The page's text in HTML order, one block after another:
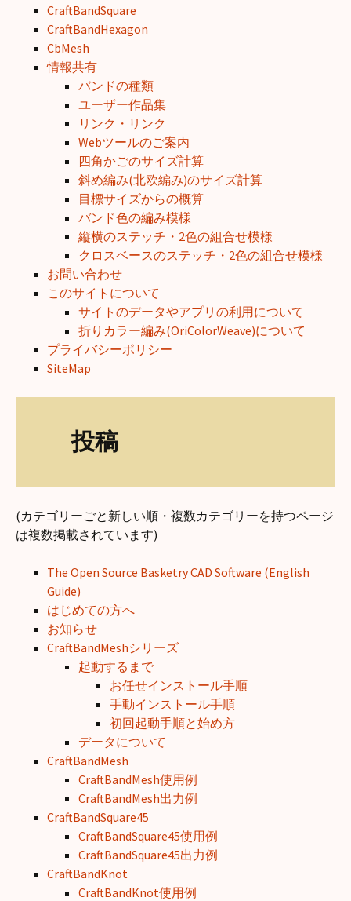
CraftBandSquare
CraftBandHexagon
CbMesh
情報共有
バンドの種類
ユーザー作品集
リンク・リンク
Webツールのご案内
四角かごのサイズ計算
斜め編み(北欧編み)のサイズ計算
目標サイズからの概算
バンド色の編み模様
縦横のステッチ・2色の組合せ模様
クロスベースのステッチ・2色の組合せ模様
お問い合わせ
このサイトについて
サイトのデータやアプリの利用について
折りカラー編み(OriColorWeave)について
プライバシーポリシー
SiteMap
投稿
(カテゴリーごと新しい順・複数カテゴリーを持つページ
は複数掲載されています)
The Open Source Basketry CAD Software (English
Guide)
はじめての方へ
お知らせ
CraftBandMeshシリーズ
起動するまで
お任せインストール手順
手動インストール手順
初回起動手順と始め方
データについて
CraftBandMesh
CraftBandMesh使用例
CraftBandMesh出力例
CraftBandSquare45
CraftBandSquare45使用例
CraftBandSquare45出力例
CraftBandKnot
CraftBandKnot使用例